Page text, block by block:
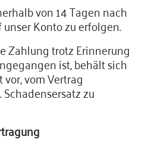
von 14 Tagen nach
Konto zu erfolgen.
Zahlung trotz Erinnerung
ist, behält sich
vom Vertrag
zu